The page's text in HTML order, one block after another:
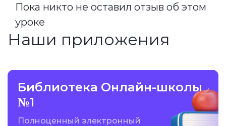
Пока никто не оставил отзыв об этом
уроке
Наши приложения
Библиотека Онлайн-школы
№1
Полноценный электронный